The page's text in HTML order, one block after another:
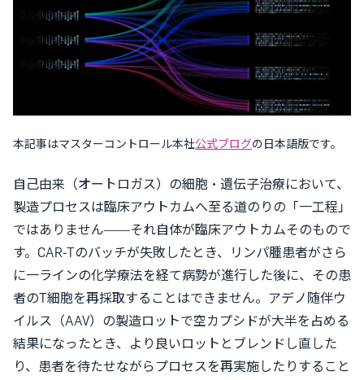
本記事はマスターコントロール本社公式ブログの日本語版です。
自己由来（オートロガス）の細胞・遺伝子治療において、
製造プロセスは臨床アウトカムへ至る道のりの「一工程」
ではありません——それ自体が臨床アウトカムそのもので
す。CAR-Tのバッチが失敗したとき、リンパ腫患者がさら
に一ラインの化学療法を経て病勢が進行した後に、その患
者のT細胞を再採取することはできません。アデノ随伴ウ
イルス（AAV）の製造ロットで空カプシドが大半を占める
結果になったとき、より良いロットとブレンドし直した
り、患者を待たせながらプロセスを再実施したりすること